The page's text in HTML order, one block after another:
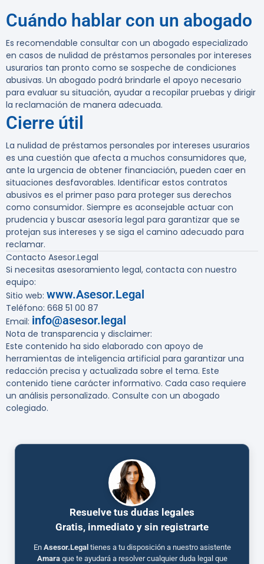
Cuándo hablar con un abogado
Es recomendable consultar con un abogado especializado
en casos de nulidad de préstamos personales por intereses
usurarios tan pronto como se sospeche de condiciones
abusivas. Un abogado podrá brindarle el apoyo necesario
para evaluar su situación, ayudar a recopilar pruebas y dirigir
la reclamación de manera adecuada.
Cierre útil
La nulidad de préstamos personales por intereses usurarios
es una cuestión que afecta a muchos consumidores que,
ante la urgencia de obtener financiación, pueden caer en
situaciones desfavorables. Identificar estos contratos
abusivos es el primer paso para proteger sus derechos
como consumidor. Siempre es aconsejable actuar con
prudencia y buscar asesoría legal para garantizar que se
protejan sus intereses y se siga el camino adecuado para
reclamar.
Contacto Asesor.Legal
Si necesitas asesoramiento legal, contacta con nuestro
equipo:
Sitio web: www.Asesor.Legal
Teléfono: 668 51 00 87
Email: info@asesor.legal
Nota de transparencia y disclaimer:
Este contenido ha sido elaborado con apoyo de
herramientas de inteligencia artificial para garantizar una
redacción precisa y actualizada sobre el tema. Este
contenido tiene carácter informativo. Cada caso requiere
un análisis personalizado. Consulte con un abogado
colegiado.
Resuelve tus dudas legales
Gratis, inmediato y sin registrarte
En Asesor.Legal tienes a tu disposición a nuestro asistente
Amaraque te ayudará a resolver cualquier duda legal que